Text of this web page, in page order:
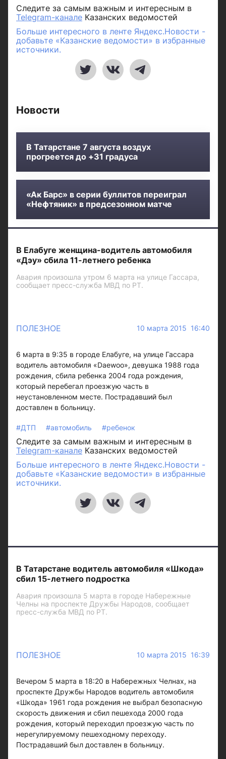
Следите за самым важным и интересным в
Telegram-канале Казанских ведомостей
Больше интересного в ленте Яндекс.Новости -
добавьте «Казанские ведомости» в избранные
источники.
Новости
В Татарстане 7 августа воздух
прогреется до +31 градуса
«Ак Барс» в серии буллитов переиграл
«Нефтяник» в предсезонном матче
В Елабуге женщина-водитель автомобиля
«Дэу» сбила 11-летнего ребенка
Авария произошла утром 6 марта на улице Гассара,
сообщает пресс-служба МВД по РТ.
ПОЛЕЗНОЕ 10 марта 2015 16:40
6 марта в 9:35 в городе Елабуге, на улице Гассара
водитель автомобиля «Daewoo», девушка 1988 года
рождения, сбила ребенка 2004 года рождения,
который перебегал проезжую часть в
неустановленном месте. Пострадавший был
доставлен в больницу.
#ДТП #автомобиль #ребенок
Следите за самым важным и интересным в
Telegram-канале Казанских ведомостей
Больше интересного в ленте Яндекс.Новости -
добавьте «Казанские ведомости» в избранные
источники.
В Татарстане водитель автомобиля «Шкода»
сбил 15-летнего подростка
Авария произошла 5 марта в городе Набережные
Челны на проспекте Дружбы Народов, сообщает
пресс-служба МВД по РТ.
ПОЛЕЗНОЕ 10 марта 2015 16:39
Вечером 5 марта в 18:20 в Набережных Челнах, на
проспекте Дружбы Народов водитель автомобиля
«Шкода» 1961 года рождения не выбрал безопасную
скорость движения и сбил пешехода 2000 года
рождения, который переходил проезжую часть по
нерегулируемому пешеходному переходу.
Пострадавший был доставлен в больницу.